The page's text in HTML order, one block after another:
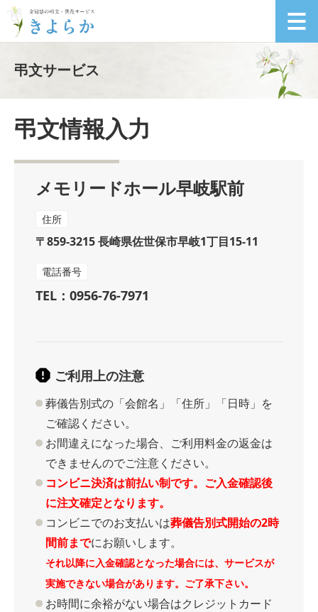
弔文サービス
弔文情報入力
メモリードホール早岐駅前
住所
〒859-3215 長崎県佐世保市早岐1丁目15-11
電話番号
TEL：0956-76-7971
ご利用上の注意
葬儀告別式の「会館名」「住所」「日時」を
ご確認ください。
お間違えになった場合、ご利用料金の返金は
できませんのでご注意ください。
コンビニ決済は前払い制です。ご入金確認後
に注文確定となります。
コンビニでのお支払いは葬儀告別式開始の2時
間前までにお願いします。
それ以降に入金確認となった場合には、サービスが
実施できない場合があります。ご了承下さい。
お時間に余裕がない場合はクレジットカード